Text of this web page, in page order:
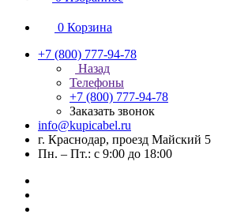
0 Корзина
+7 (800) 777-94-78
Назад
Телефоны
+7 (800) 777-94-78
Заказать звонок
info@kupicabel.ru
г. Краснодар, проезд Майский 5
Пн. – Пт.: с 9:00 до 18:00